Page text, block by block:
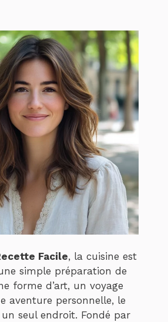
Facile, la cuisine est
simple préparation de
forme d’art, un voyage
aventure personnelle, le
seul endroit. Fondé par